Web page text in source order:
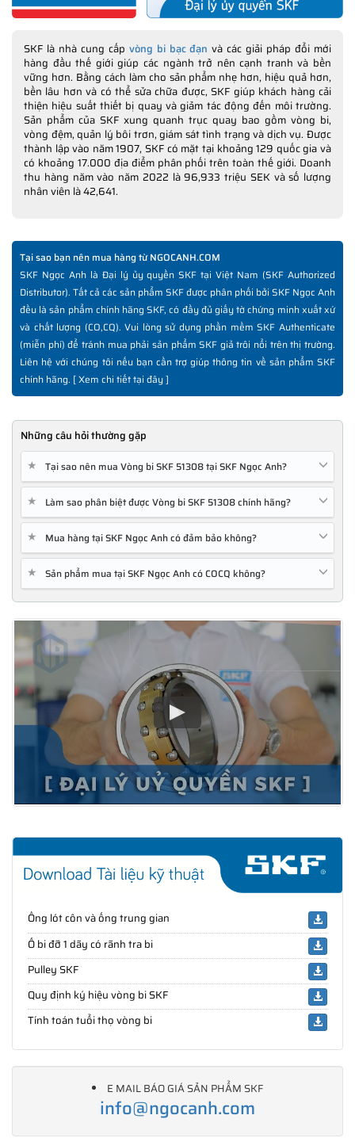
SKF là nhà cung cấp vòng bi bạc đạn và các giải pháp đổi mới
hàng đầu thế giới giúp các ngành trở nên cạnh tranh và bền
vững hơn. Bằng cách làm cho sản phẩm nhẹ hơn, hiệu quả hơn,
bền lâu hơn và có thể sửa chữa được, SKF giúp khách hàng cải
thiện hiệu suất thiết bị quay và giảm tác động đến môi trường.
Sản phẩm của SKF xung quanh trục quay bao gồm vòng bi,
vòng đệm, quản lý bôi trơn, giám sát tình trạng và dịch vụ. Được
thành lập vào năm 1907, SKF có mặt tại khoảng 129 quốc gia và
có khoảng 17.000 địa điểm phân phối trên toàn thế giới. Doanh
thu hàng năm vào năm 2022 là 96,933 triệu SEK và số lượng
nhân viên là 42,641.
Tại sao bạn nên mua hàng từ NGOCANH.COM
SKF Ngọc Anh là Đại lý ủy quyền SKF tại Việt Nam (SKF Authorized
Distributor). Tất cả các sản phẩm SKF được phân phối bởi SKF Ngọc Anh
đều là sản phẩm chính hãng SKF, có đầy đủ giấy tờ chứng minh xuất xứ
và chất lượng (CO,CQ). Vui lòng sử dụng phần mềm SKF Authenticate
(miễn phí) để tránh mua phải sản phẩm SKF giả trôi nổi trên thị trường.
Liên hệ với chúng tôi nếu bạn cần trợ giúp thông tin về sản phẩm SKF
chính hãng. [Xem chi tiết tại đây]
Những câu hỏi thường gặp
★ Tại sao nên mua Vòng bi SKF 51308 tại SKF Ngọc Anh?
★ Làm sao phân biệt được Vòng bi SKF 51308 chính hãng?
★ Mua hàng tại SKF Ngọc Anh có đảm bảo không?
★ Sản phẩm mua tại SKF Ngọc Anh có COCQ không?
Ống lót côn và ống trung gian
Ổ bi đỡ 1 dãy có rãnh tra bi
Pulley SKF
Quy định ký hiệu vòng bi SKF
Tính toán tuổi thọ vòng bi
E MAIL BÁO GIÁ SẢN PHẨM SKF
info@ngocanh.com